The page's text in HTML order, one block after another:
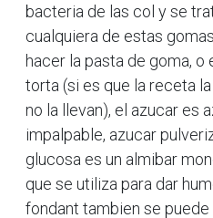
bacteria de las col y se
cualquiera de estas
hacer la pasta de goma, o
torta (si es que la receta
no la llevan), el azucar es
impalpable, azucar
glucosa es un almibar
que se utiliza para dar
fondant tambien se